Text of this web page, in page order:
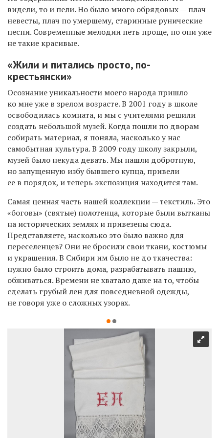
видели, то и пели. Но было много обрядовых — плач
невесты, плач по умершему, старинные рунические
песни. Современные мелодии петь проще, но они уже
не такие красивые.
«Жили и питались просто, по-
крестьянски»
Осознание уникальности моего народа пришло
ко мне уже в зрелом возрасте. В 2001 году в школе
освободилась комната, и мы с учителями решили
создать небольшой музей. Когда пошли по дворам
собирать материал, я поняла, насколько у нас
самобытная культура. В 2009 году школу закрыли,
музей было некуда девать. Мы нашли добротную,
но запущенную избу бывшего купца, привели
ее в порядок, и теперь экспозиция находится там.
Самая ценная часть нашей коллекции — текстиль. Это
«боговы» (святые) полотенца, которые были вытканы
на исторических землях и привезены сюда.
Представляете, насколько это было важно для
переселенцев? Они не бросили свои ткани, костюмы
и украшения. В Сибири им было не до ткачества:
нужно было строить дома, разрабатывать пашню,
обживаться. Времени не хватало даже на то, чтобы
сделать грубый лен для повседневной одежды,
не говоря уже о сложных узорах.